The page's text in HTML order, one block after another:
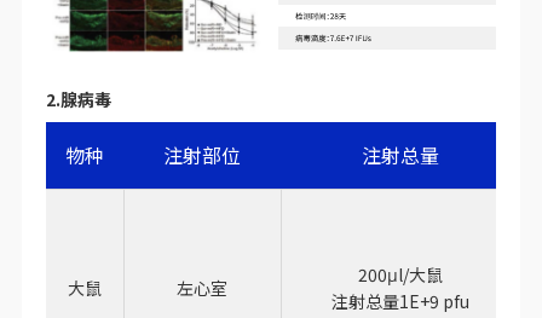
2.腺病毒
物种 注射部位 注射总量
大鼠 左心室
200μl/大鼠
注射总量1E+9 pfu